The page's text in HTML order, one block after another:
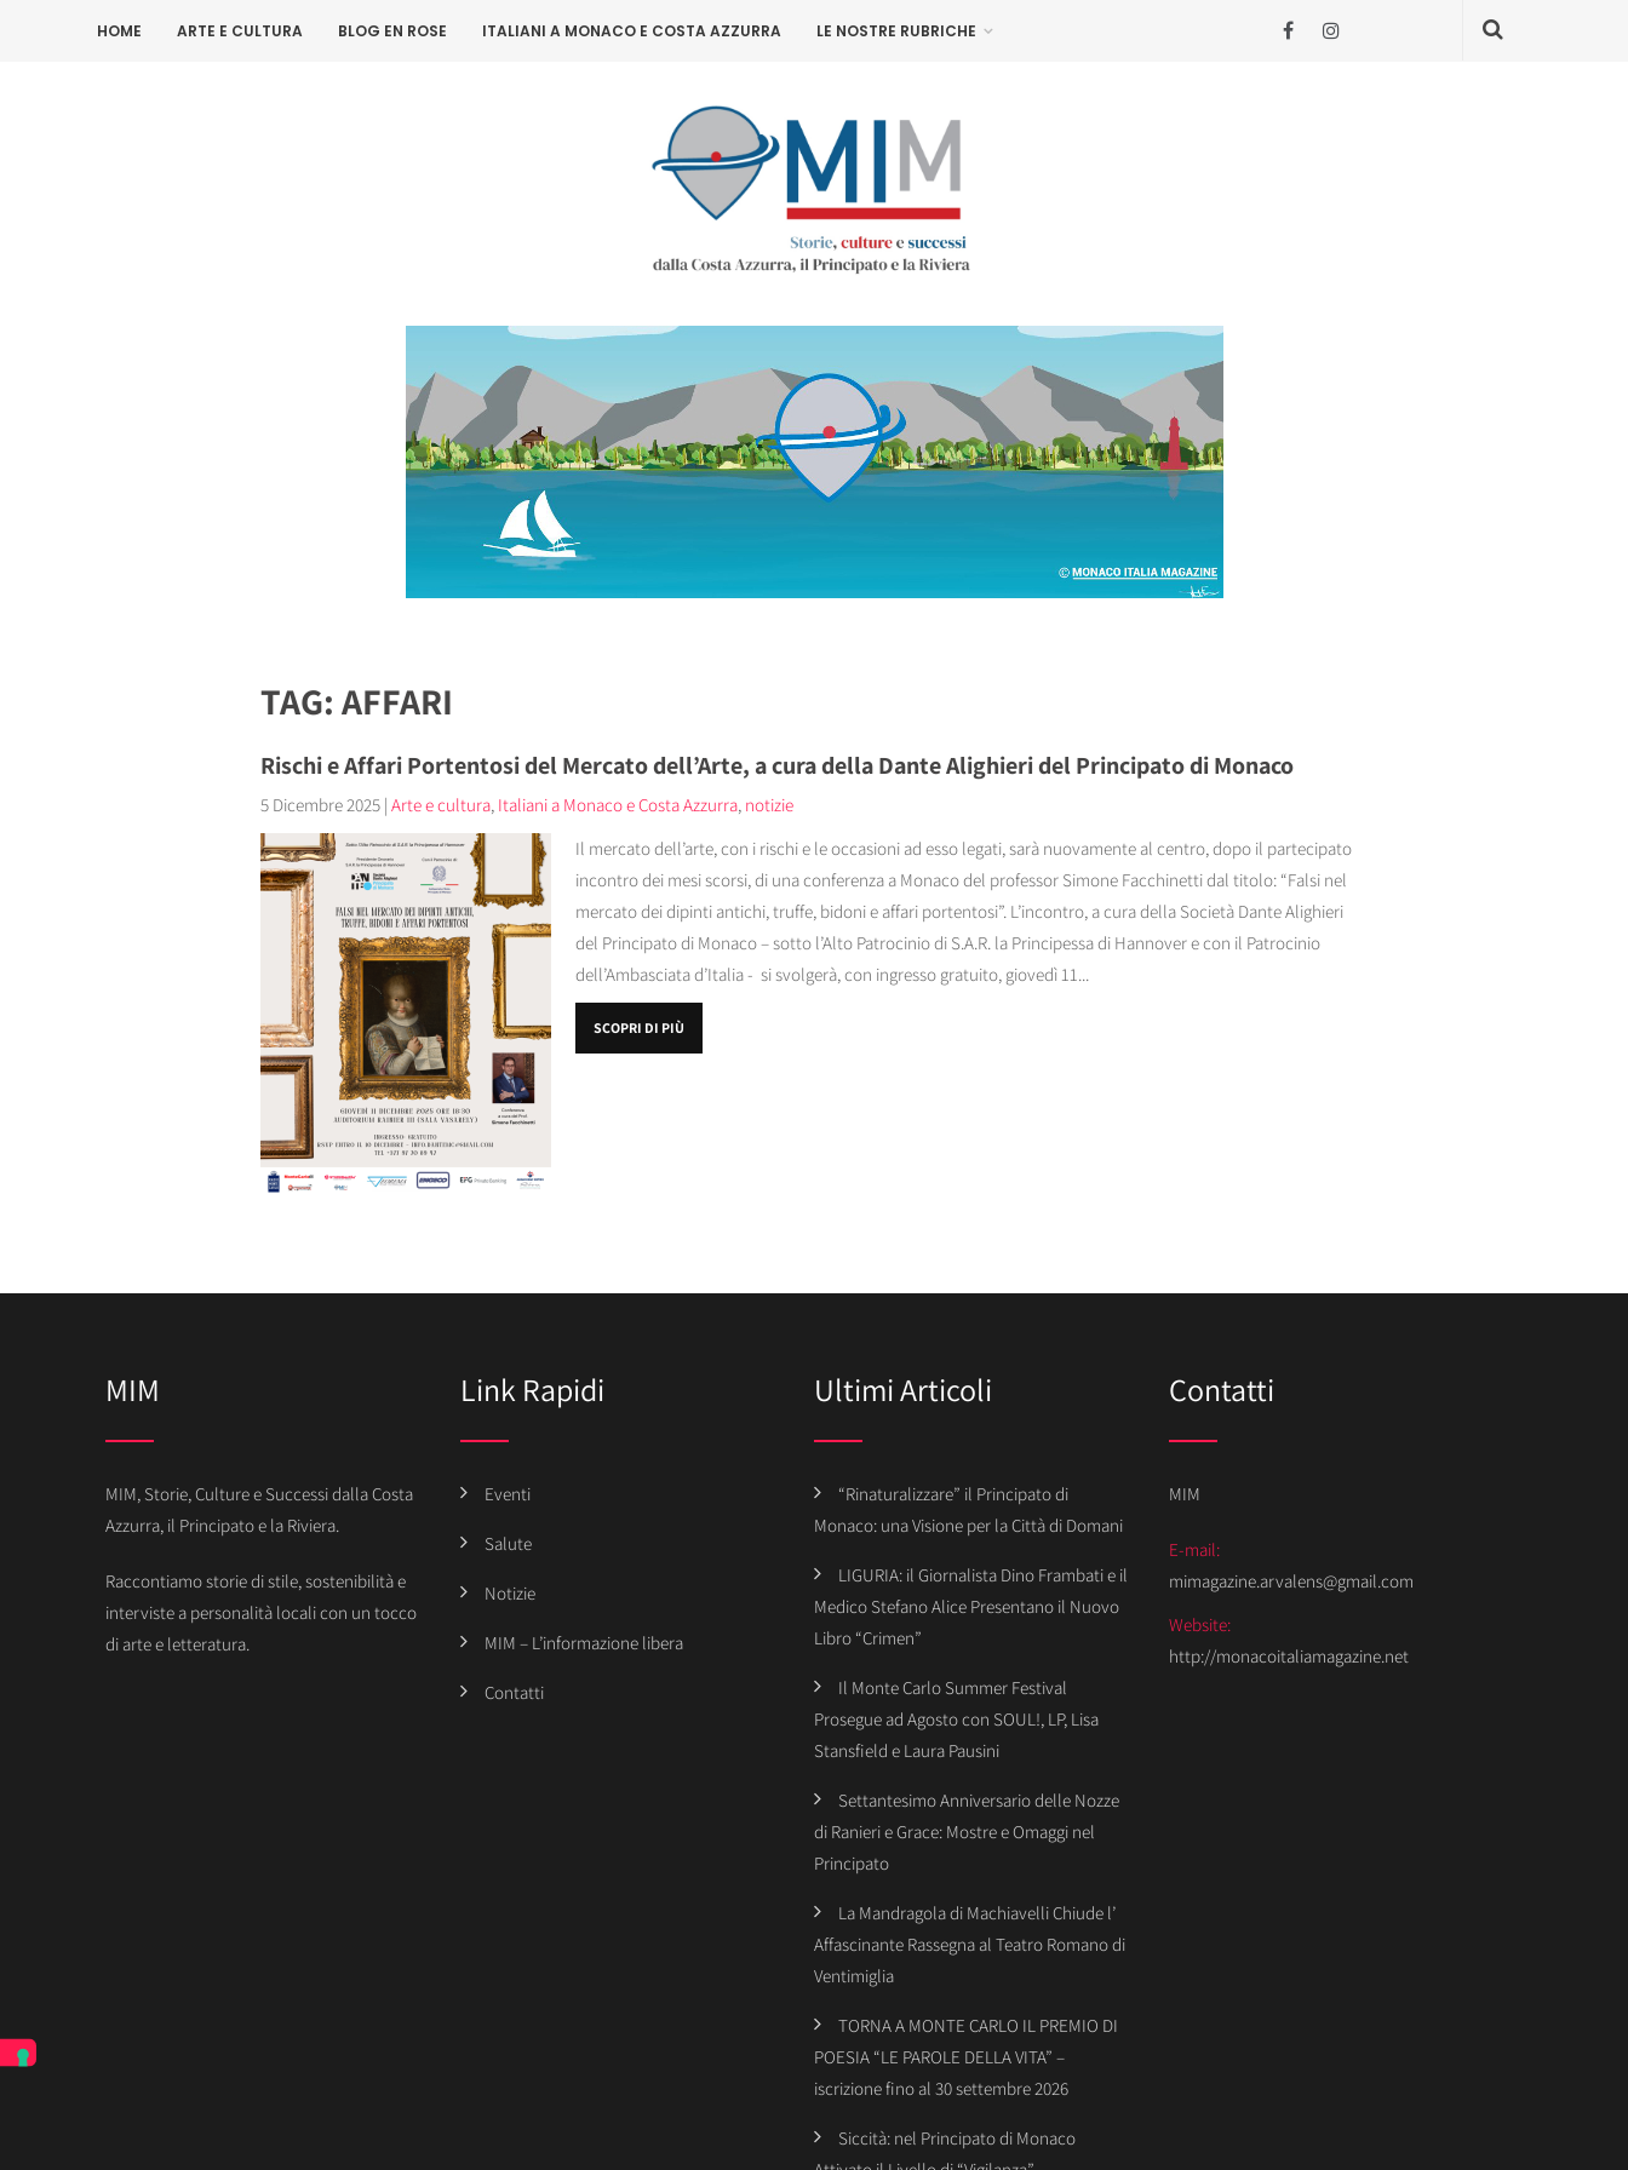
HOME ARTE E CULTURA BLOG EN ROSE ITALIANI A MONACO E COSTA AZZURRA LE NOSTRE RUBRICHE
TAG: AFFARI
Rischi e Affari Portentosi del Mercato dell’Arte, a cura della Dante Alighieri del Principato di Monaco
5 Dicembre 2025 | Arte e cultura, Italiani a Monaco e Costa Azzurra, notizie
Il mercato dell’arte, con i rischi e le occasioni ad esso legati, sarà nuovamente al centro, dopo il partecipato
incontro dei mesi scorsi, di una conferenza a Monaco del professor Simone Facchinetti dal titolo: “Falsi nel
mercato dei dipinti antichi, truffe, bidoni e affari portentosi”. L’incontro, a cura della Società Dante Alighieri
del Principato di Monaco – sotto l’Alto Patrocinio di S.A.R. la Principessa di Hannover e con il Patrocinio
dell’Ambasciata d’Italia - si svolgerà, con ingresso gratuito, giovedì 11...
SCOPRI DI PIÙ
MIM
MIM, Storie, Culture e Successi dalla Costa
Azzurra, il Principato e la Riviera.
Raccontiamo storie di stile, sostenibilità e
interviste a personalità locali con un tocco
di arte e letteratura.
Link Rapidi
Eventi
Salute
Notizie
MIM – L’informazione libera
Contatti
Ultimi Articoli
“Rinaturalizzare” il Principato di
Monaco: una Visione per la Città di Domani
LIGURIA: il Giornalista Dino Frambati e il
Medico Stefano Alice Presentano il Nuovo
Libro “Crimen”
Il Monte Carlo Summer Festival
Prosegue ad Agosto con SOUL!, LP, Lisa
Stansfield e Laura Pausini
Settantesimo Anniversario delle Nozze
di Ranieri e Grace: Mostre e Omaggi nel
Principato
La Mandragola di Machiavelli Chiude l’
Affascinante Rassegna al Teatro Romano di
Ventimiglia
TORNA A MONTE CARLO IL PREMIO DI
POESIA “LE PAROLE DELLA VITA” –
iscrizione fino al 30 settembre 2026
Siccità: nel Principato di Monaco
Contatti
MIM
E-mail:
mimagazine.arvalens@gmail.com
Website:
http://monacoitaliamagazine.net